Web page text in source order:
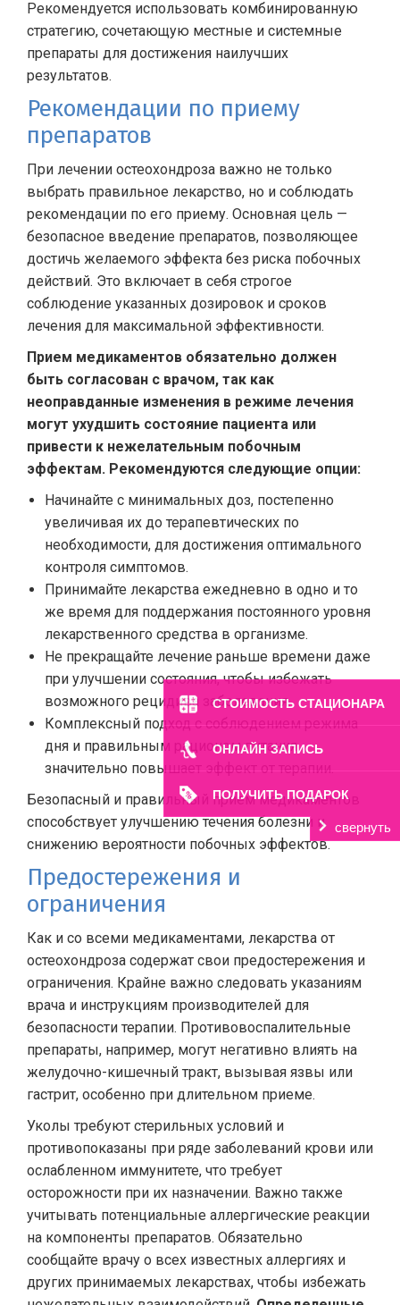
СТОИМОСТЬ СТАЦИОНАРА
ОНЛАЙН ЗАПИСЬ
ПОЛУЧИТЬ ПОДАРОК
свернуть
Рекомендуется использовать комбинированную
стратегию, сочетающую местные и системные
препараты для достижения наилучших
результатов.
Рекомендации по приему
препаратов
При лечении остеохондроза важно не только
выбрать правильное лекарство, но и соблюдать
рекомендации по его приему. Основная цель —
безопасное введение препаратов, позволяющее
достичь желаемого эффекта без риска побочных
действий. Это включает в себя строгое
соблюдение указанных дозировок и сроков
лечения для максимальной эффективности.
Прием медикаментов обязательно должен
быть согласован с врачом, так как
неоправданные изменения в режиме лечения
могут ухудшить состояние пациента или
привести к нежелательным побочным
эффектам. Рекомендуются следующие опции:
Начинайте с минимальных доз, постепенно
увеличивая их до терапевтических по
необходимости, для достижения оптимального
контроля симптомов.
Принимайте лекарства ежедневно в одно и то
же время для поддержания постоянного уровня
лекарственного средства в организме.
Не прекращайте лечение раньше времени даже
при улучшении состояния, чтобы избежать
возможного рецидива заболевания.
Комплексный подход с соблюдением режима
дня и правильным рационом питания
значительно повышает эффект от терапии.
Безопасный и правильный прием медикаментов
способствует улучшению течения болезни и
снижению вероятности побочных эффектов.
Предостережения и
ограничения
Как и со всеми медикаментами, лекарства от
остеохондроза содержат свои предостережения и
ограничения. Крайне важно следовать указаниям
врача и инструкциям производителей для
безопасности терапии. Противовоспалительные
препараты, например, могут негативно влиять на
желудочно-кишечный тракт, вызывая язвы или
гастрит, особенно при длительном приеме.
Уколы требуют стерильных условий и
противопоказаны при ряде заболеваний крови или
ослабленном иммунитете, что требует
осторожности при их назначении. Важно также
учитывать потенциальные аллергические реакции
на компоненты препаратов. Обязательно
сообщайте врачу о всех известных аллергиях и
других принимаемых лекарствах, чтобы избежать